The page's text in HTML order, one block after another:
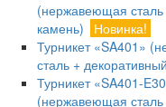
(нержавеющая сталь
камень)
Новинка!
Турникет «SA401»
сталь +
Турникет «SA401-
(нержавеющая сталь